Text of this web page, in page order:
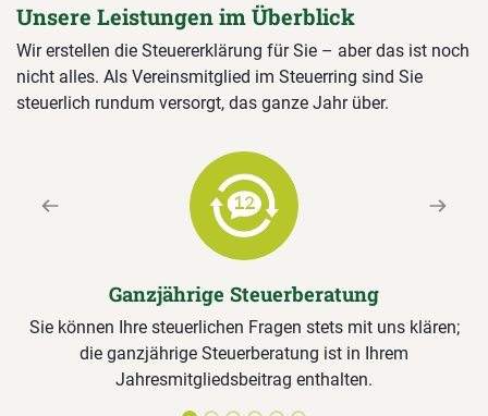
Unsere Leistungen im Überblick
Wir erstellen die Steuererklärung für Sie – aber das ist noch
nicht alles. Als Vereinsmitglied im Steuerring sind Sie
steuerlich rundum versorgt, das ganze Jahr über.
Ganzjährige Steuerberatung
Sie können Ihre steuerlichen Fragen stets mit uns klären;
die ganzjährige Steuerberatung ist in Ihrem
Jahresmitgliedsbeitrag enthalten.
Previous Next